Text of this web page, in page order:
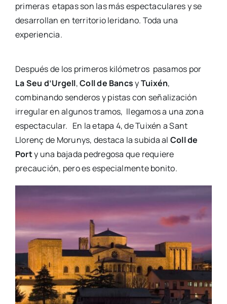
primeras etapas son las más espectaculares y se
desarrollan en territorio leridano. Toda una
experiencia.
Después de los primeros kilómetros pasamos por
La Seu d’Urgell,Coll de BancsyTuixén,
combinando senderos y pistas con señalización
irregular en algunos tramos, llegamos a una zona
espectacular. En la etapa 4, de Tuixén a Sant
Llorenç de Morunys, destaca la subida al Coll de
Porty una bajada pedregosa que requiere
precaución, pero es especialmente bonito.